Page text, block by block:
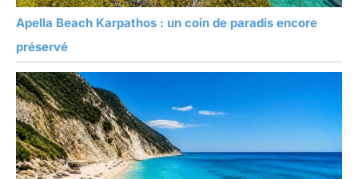
Apella Beach Karpathos : un coin de paradis encore
préservé